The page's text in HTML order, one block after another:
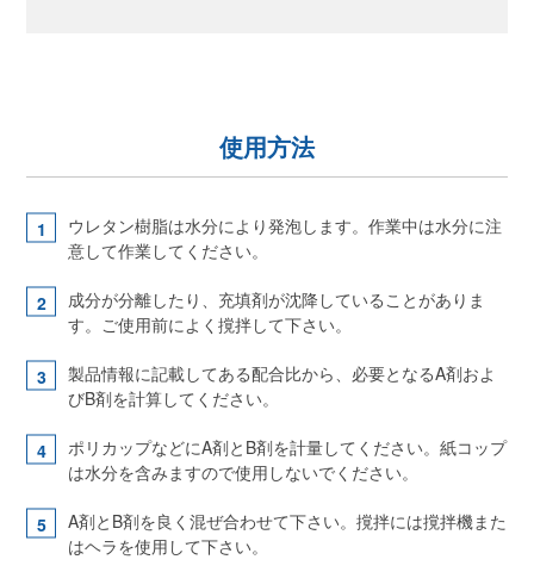
使用方法
ウレタン樹脂は水分により発泡します。作業中は水分に注
意して作業してください。
成分が分離したり、充填剤が沈降していることがありま
す。ご使用前によく撹拌して下さい。
製品情報に記載してある配合比から、必要となるA剤およ
びB剤を計算してください。
ポリカップなどにA剤とB剤を計量してください。紙コップ
は水分を含みますので使用しないでください。
A剤とB剤を良く混ぜ合わせて下さい。撹拌には撹拌機また
はヘラを使用して下さい。